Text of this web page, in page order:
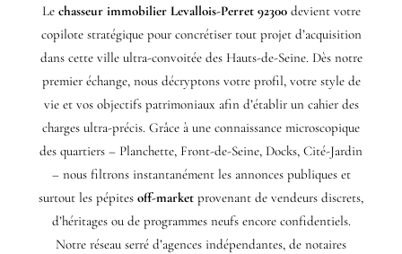
Le chasseur immobilier Levallois-Perret 92300devient votre
copilote stratégique pour concrétiser tout projet d’acquisition
dans cette ville ultra-convoitée des Hauts-de-Seine. Dès notre
premier échange, nous décryptons votre profil, votre style de
vie et vos objectifs patrimoniaux afin d’établir un cahier des
charges ultra-précis. Grâce à une connaissance microscopique
des quartiers – Planchette, Front-de-Seine, Docks, Cité-Jardin
– nous filtrons instantanément les annonces publiques et
surtout les pépites off-market provenant de vendeurs discrets,
d’héritages ou de programmes neufs encore confidentiels.
Notre réseau serré d’agences indépendantes, de notaires